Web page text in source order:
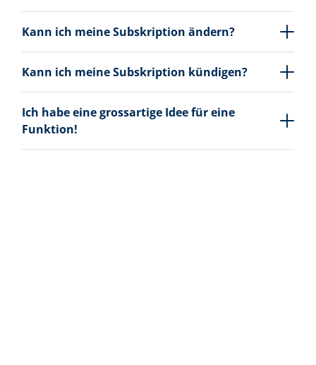
Kann ich meine Subskription ändern?
Kann ich meine Subskription kündigen?
Ich habe eine grossartige Idee für eine
Funktion!